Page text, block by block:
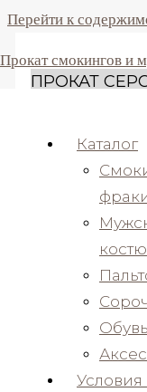
Перейти к
Прокат смокингов и
Каталог
Обувь
Условия
ПРОКАТ
Главная/
смокинга Azzaro
Светло-